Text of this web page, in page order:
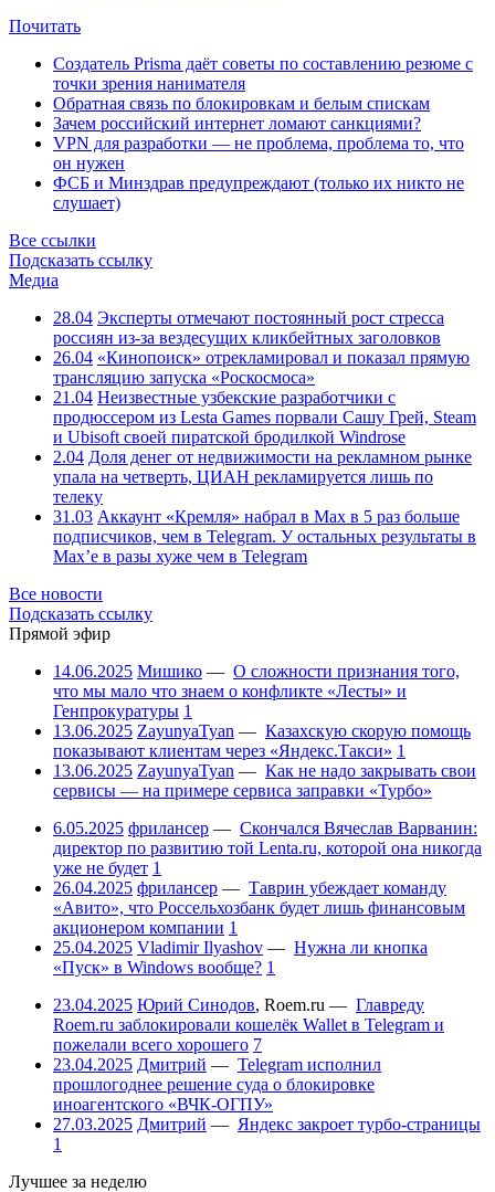
Почитать
Создатель Prisma даёт советы по составлению резюме с
точки зрения нанимателя
Обратная связь по блокировкам и белым спискам
Зачем российский интернет ломают санкциями?
VPN для разработки — не проблема, проблема то, что
он нужен
ФСБ и Минздрав предупреждают (только их никто не
слушает)
Все ссылки
Подсказать ссылку
Медиа
28.04 Эксперты отмечают постоянный рост стресса
россиян из-за вездесущих кликбейтных заголовков
26.04 «Кинопоиск» отрекламировал и показал прямую
трансляцию запуска «Роскосмоса»
21.04 Неизвестные узбекские разработчики с
продюссером из Lesta Games порвали Сашу Грей, Steam
и Ubisoft своей пиратской бродилкой Windrose
2.04 Доля денег от недвижимости на рекламном рынке
упала на четверть, ЦИАН рекламируется лишь по
телеку
31.03 Аккаунт «Кремля» набрал в Max в 5 раз больше
подписчиков, чем в Telegram. У остальных результаты в
Max’е в разы хуже чем в Telegram
Все новости
Подсказать ссылку
Прямой эфир
14.06.2025 Мишико — О сложности признания того,
что мы мало что знаем о конфликте «Лесты» и
Генпрокуратуры 1
13.06.2025 ZayunyaTyan — Казахскую скорую помощь
показывают клиентам через «Яндекс.Такси» 1
13.06.2025 ZayunyaTyan — Как не надо закрывать свои
сервисы — на примере сервиса заправки «Турбо»
6.05.2025 фрилансер — Скончался Вячеслав Варванин:
директор по развитию той Lenta.ru, которой она никогда
уже не будет 1
26.04.2025 фрилансер — Таврин убеждает команду
«Авито», что Россельхозбанк будет лишь финансовым
акционером компании 1
25.04.2025 Vladimir Ilyashov — Нужна ли кнопка
«Пуск» в Windows вообще? 1
23.04.2025 Юрий Синодов, Roem.ru — Главреду
Roem.ru заблокировали кошелёк Wallet в Telegram и
пожелали всего хорошего 7
23.04.2025 Дмитрий — Telegram исполнил
прошлогоднее решение суда о блокировке
иноагентского «ВЧК-ОГПУ»
27.03.2025 Дмитрий — Яндекс закроет турбо-страницы
1
Лучшее за неделю